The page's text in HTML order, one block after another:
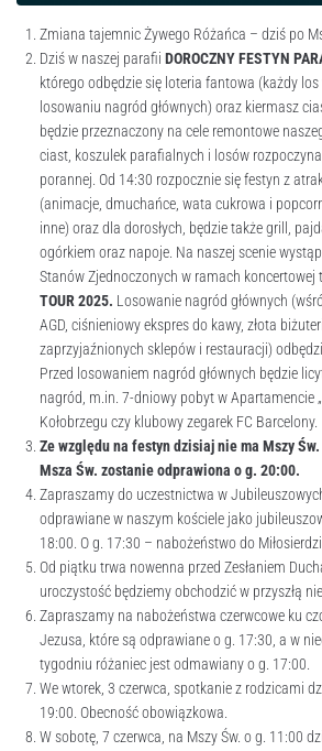
Zmiana tajemnic Żywego Różańca – dziś po
Dziś w naszej parafii DOROCZNY FESTYN
którego odbędzie się loteria fantowa (każdy los
losowaniu nagród głównych) oraz kiermasz
będzie przeznaczony na cele remontowe
ciast, koszulek parafialnych i losów rozpoczyna
porannej. Od 14:30 rozpocznie się festyn z
(animacje, dmuchańce, wata cukrowa i
inne) oraz dla dorosłych, będzie także grill,
ogórkiem oraz napoje. Na naszej scenie
Stanów Zjednoczonych w ramach koncertowej
TOUR 2025. Losowanie nagród głównych
AGD, ciśnieniowy ekspres do kawy, złota
zaprzyjaźnionych sklepów i restauracji)
Przed losowaniem nagród głównych będzie
nagród, m.in. 7-dniowy pobyt w Apartamencie
Kołobrzegu czy klubowy zegarek FC Barcelony.
Ze względu na festyn dzisiaj nie ma Mszy
Msza Św. zostanie odprawiona o g. 20:00.
Zapraszamy do uczestnictwa w
odprawiane w naszym kościele jako
18:00. O g. 17:30 – nabożeństwo do
Od piątku trwa nowenna przed Zesłaniem
uroczystość będziemy obchodzić w przyszłą
Zapraszamy na nabożeństwa czerwcowe ku
Jezusa, które są odprawiane o g. 17:30, a w
tygodniu różaniec jest odmawiany o g. 17:00.
We wtorek, 3 czerwca, spotkanie z rodzicami
19:00. Obecność obowiązkowa.
W sobotę, 7 czerwca, na Mszy Św. o g. 11:00